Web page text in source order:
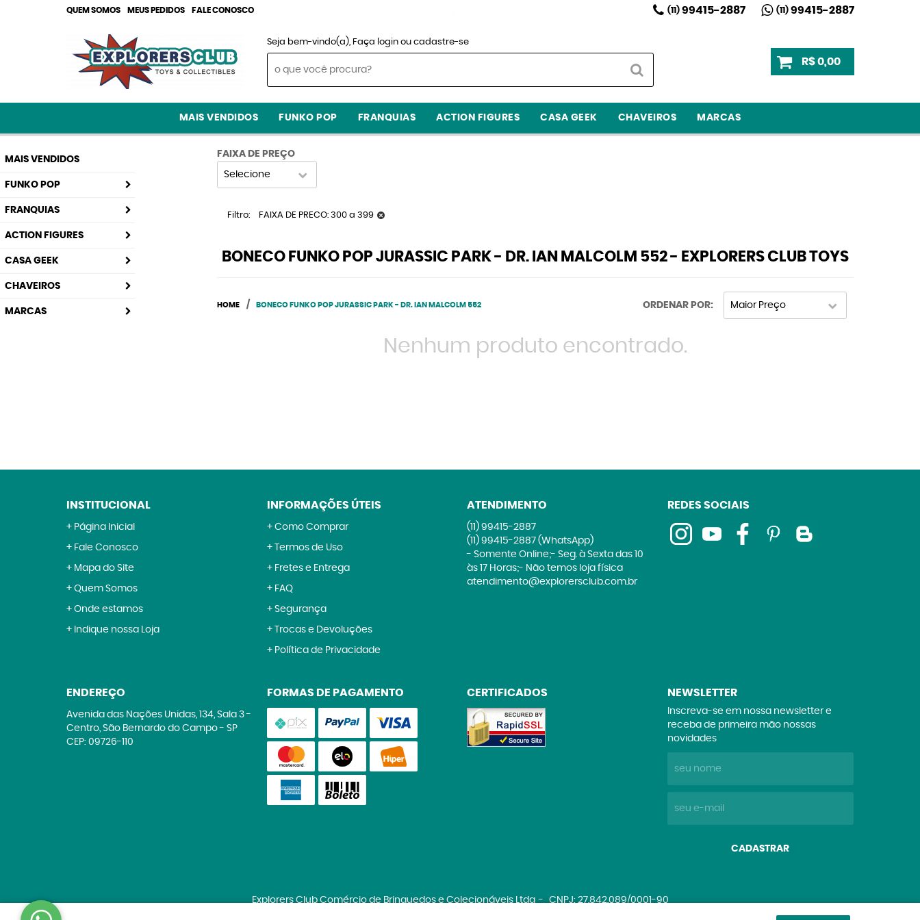
QUEM SOMOS MEUS PEDIDOS FALE CONOSCO (11)99415-2887 (11)99415-2887
Seja bem-vindo(a), Faça login ou cadastre-se
R$ 0,00
MAIS VENDIDOS FUNKO POP FRANQUIAS ACTION FIGURES CASA GEEK CHAVEIROS MARCAS
MAIS VENDIDOS
FUNKO POP
FRANQUIAS
ACTION FIGURES
CASA GEEK
CHAVEIROS
MARCAS
FAIXA DE PREÇO
Selecione
Filtro FAIXA DE PRECO: 300 a 399
BONECO FUNKO POP JURASSIC PARK - DR. IAN MALCOLM 552 - EXPLORERS CLUB TOYS
HOME BONECO FUNKO POP JURASSIC PARK - DR. IAN MALCOLM 552 ORDENAR POR Maior Preço
Nenhum produto encontrado.
INSTITUCIONAL
Página Inicial
Fale Conosco
Mapa do Site
Quem Somos
Onde estamos
Indique nossa Loja
INFORMAÇÕES ÚTEIS
Como Comprar
Termos de Uso
Fretes e Entrega
FAQ
Segurança
Trocas e Devoluções
Política de Privacidade
ATENDIMENTO
(11) 99415-2887
(11) 99415-2887 (WhatsApp)
- Somente Online;- Seg. à Sexta das 10
às 17 Horas;- Não temos loja física
atendimento@explorersclub.com.br
REDES SOCIAIS
ENDEREÇO
Avenida das Nações Unidas, 134, Sala 3-
Centro, São Bernardo do Campo- SP
CEP: 09726-110
FORMAS DE PAGAMENTO CERTIFICADOS NEWSLETTER
Inscreva-se em nossa newsletter e
receba de primeira mão nossas
novidades
CADASTRAR
Explorers Club Comércio de Brinquedos e Colecionáveis Ltda CNPJ: 27.842.089/0001-90